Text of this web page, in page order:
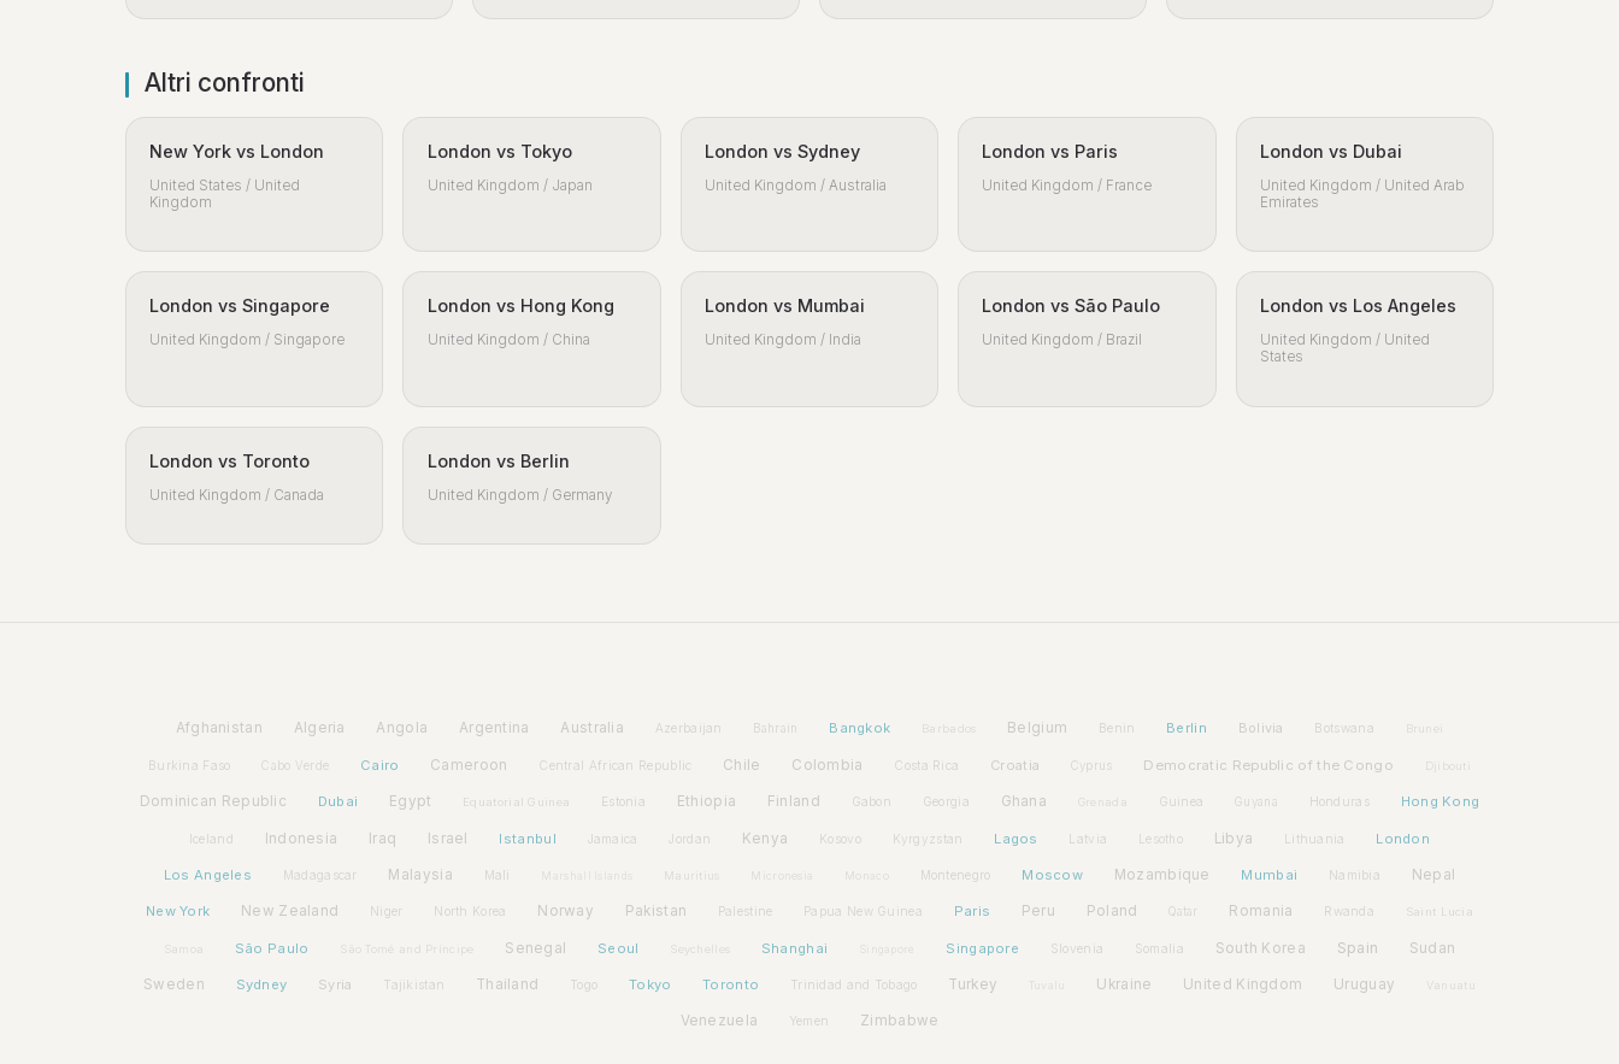
Altri confronti
New York vs London
United States / United
Kingdom
London vs Tokyo
United Kingdom / Japan
London vs Sydney
United Kingdom / Australia
London vs Paris
United Kingdom / France
London vs Dubai
United Kingdom / United Arab
Emirates
London vs Singapore
United Kingdom / Singapore
London vs Hong Kong
United Kingdom / China
London vs Mumbai
United Kingdom / India
London vs São Paulo
United Kingdom / Brazil
London vs Los Angeles
United Kingdom / United
States
London vs Toronto
United Kingdom / Canada
London vs Berlin
United Kingdom / Germany
Afghanistan Algeria Angola Argentina Australia Azerbaijan Bahrain Bangkok Barbados Belgium Benin Berlin Bolivia Botswana Brunei
Burkina Faso Cabo Verde Cairo Cameroon Central African Republic Chile Colombia Costa Rica Croatia Cyprus Democratic Republic of the Congo Djibouti
Dominican Republic Dubai Egypt Equatorial Guinea Estonia Ethiopia Finland Gabon Georgia Ghana Grenada Guinea Guyana Honduras Hong Kong
Iceland Indonesia Iraq Israel Istanbul Jamaica Jordan Kenya Kosovo Kyrgyzstan Lagos Latvia Lesotho Libya Lithuania London
Los Angeles Madagascar Malaysia Mali Mauritius Micronesia Monaco Montenegro Moscow Mozambique Mumbai Namibia Nepal
New York New Zealand Niger North Korea Norway Pakistan Palestine Papua New Guinea Paris Peru Poland Qatar Romania Rwanda Saint Lucia
Samoa São Paulo São Tomé and Príncipe Senegal Seoul Seychelles Shanghai Singapore Slovenia Somalia South Korea Spain Sudan
Sweden Sydney Syria Tajikistan Thailand Togo Tokyo Toronto Trinidad and Tobago Turkey Tuvalu Ukraine United Kingdom Uruguay Vanuatu
Venezuela Yemen Zimbabwe